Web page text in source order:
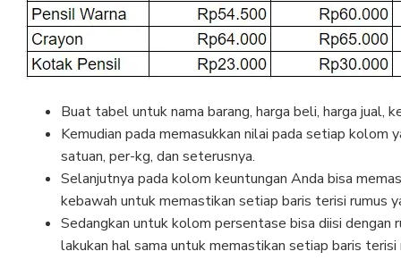
Buat tabel untuk nama barang, harga beli, harga jual,
Kemudian pada memasukkan nilai pada setiap kolom
satuan, per-kg, dan seterusnya.
Selanjutnya pada kolom keuntungan Anda bisa
kebawah untuk memastikan setiap baris terisi rumus
Sedangkan untuk kolom persentase bisa diisi dengan
lakukan hal sama untuk memastikan setiap baris terisi